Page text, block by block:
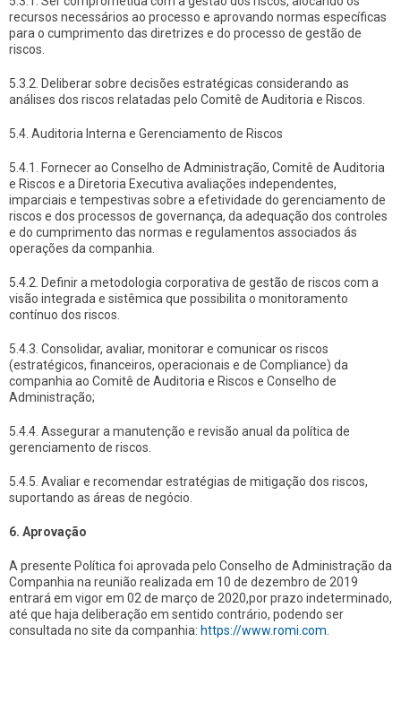
recursos necessários ao processo e aprovando normas específicas
para o cumprimento das diretrizes e do processo de gestão de
riscos.
5.3.2. Deliberar sobre decisões estratégicas considerando as
análises dos riscos relatadas pelo Comitê de Auditoria e Riscos.
5.4. Auditoria Interna e Gerenciamento de Riscos
5.4.1. Fornecer ao Conselho de Administração, Comitê de Auditoria
e Riscos e a Diretoria Executiva avaliações independentes,
imparciais e tempestivas sobre a efetividade do gerenciamento de
riscos e dos processos de governança, da adequação dos controles
e do cumprimento das normas e regulamentos associados ás
operações da companhia.
5.4.2. Definir a metodologia corporativa de gestão de riscos com a
visão integrada e sistêmica que possibilita o monitoramento
contínuo dos riscos.
5.4.3. Consolidar, avaliar, monitorar e comunicar os riscos
(estratégicos, financeiros, operacionais e de Compliance) da
companhia ao Comitê de Auditoria e Riscos e Conselho de
Administração;
5.4.4. Assegurar a manutenção e revisão anual da política de
gerenciamento de riscos.
5.4.5. Avaliar e recomendar estratégias de mitigação dos riscos,
suportando as áreas de negócio.
6. Aprovação
A presente Política foi aprovada pelo Conselho de Administração da
Companhia na reunião realizada em 10 de dezembro de 2019
entrará em vigor em 02 de março de 2020,por prazo indeterminado,
até que haja deliberação em sentido contrário, podendo ser
consultada no site da companhia: https://www.romi.com